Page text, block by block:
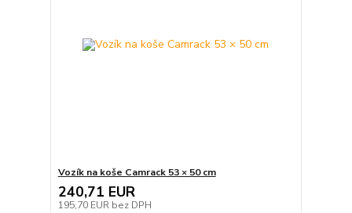
Vozík na koše Camrack 53 × 50 cm
240,71 EUR
195,70 EUR bez DPH